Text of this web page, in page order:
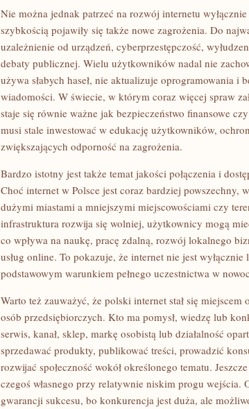
Nie można jednak patrzeć na rozwój internetu
szybkością pojawiły się także nowe zagrożenia. Do
uzależnienie od urządzeń, cyberprzestępczość,
debaty publicznej. Wielu użytkowników nadal nie
używa słabych haseł, nie aktualizuje oprogramowania i
wiadomości. W świecie, w którym coraz więcej spraw
staje się równie ważne jak bezpieczeństwo finansowe
musi stale inwestować w edukację użytkowników,
zwiększających odporność na zagrożenia.
Bardzo istotny jest także temat jakości połączenia i
Choć internet w Polsce jest coraz bardziej powszechny,
dużymi miastami a mniejszymi miejscowościami czy
infrastruktura rozwija się wolniej, użytkownicy mogą
co wpływa na naukę, pracę zdalną, rozwój lokalnego
usług online. To pokazuje, że internet nie jest
podstawowym warunkiem pełnego uczestnictwa w
Warto też zauważyć, że polski internet stał się
osób przedsiębiorczych. Kto ma pomysł, wiedzę lub
serwis, kanał, sklep, markę osobistą lub działalność
sprzedawać produkty, publikować treści, prowadzić
rozwijać społeczność wokół określonego tematu.
czegoś własnego przy relatywnie niskim progu wejścia.
gwarancji sukcesu, bo konkurencja jest duża, ale